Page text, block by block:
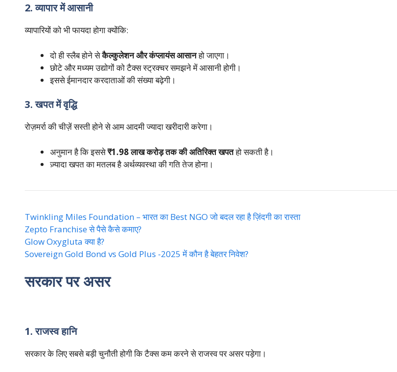
2. व्यापार में आसानी
व्यापारियों को भी फायदा होगा क्योंकि:
दो ही स्लैब होने सेकैल्कुलेशन और कंप्लायंस आसानहो जाएगा।
छोटे और मध्यम उद्योगों को टैक्स स्ट्रक्चर समझने में आसानी होगी।
इससे ईमानदार करदाताओं की संख्या बढ़ेगी।
3. खपत में वृद्धि
रोज़मर्रा की चीज़ें सस्ती होने से आम आदमी ज्यादा खरीदारी करेगा।
अनुमान है कि इससे₹1.98 लाख करोड़ तक की अतिरिक्त खपतहो सकती है।
ज़्यादा खपत का मतलब है अर्थव्यवस्था की गति तेज होना।
Twinkling Miles Foundation – भारत का Best NGO जो बदल रहा है ज़िंदगी का रास्ता
Zepto Franchise से पैसे कैसे कमाए?
Glow Oxygluta क्या है?
Sovereign Gold Bond vs Gold Plus -2025 में कौन है बेहतर निवेश?
सरकार पर असर
1. राजस्व हानि
सरकार के लिए सबसे बड़ी चुनौती होगी कि टैक्स कम करने से राजस्व पर असर पड़ेगा।